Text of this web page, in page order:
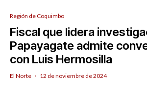
Región de Coquimbo
Fiscal que lidera
Papayagate admite
con Luis Hermosilla
El Norte · 12 de noviembre de 2024